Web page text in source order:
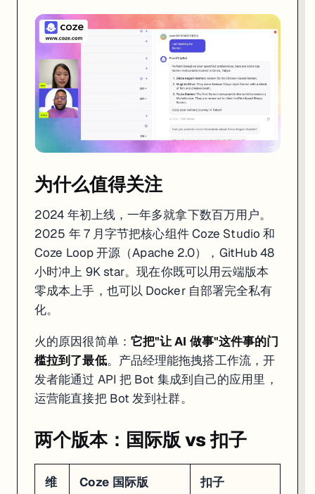
2024 年初上线，一年多就拿下数百万用户。2025 年 7 月字节把核心
火的原因很简单：它把"让 AI 做事"这件事的门槛拉到了最低 。产品经
两个版本：国际版 vs 扣子
Coze 国际版 (coze.com)
扣子
GPT-4o、Gemini 1.5、Claude
Discord、Telegram、WhatsApp、Slack 抖音、飞书、微信
全球直连
Free / Premium $9/月
国际版 coze.com 为主。如果你在国内，扣子的操作逻辑几乎
跟竞品怎么选
选型决策树：
你需要什么？
├── 零代码，快速出活，发到聊天平台 → Coze
├── 要自部署，数据不出服务器 → Dify（Docker 一键部署）
Coze
Dify
上手速度 最快，注册即用 中等，需配 Docker 或付费云端
模型选择 GPT-4o / Gemini / Claude 100+ 模型
600+ 内置 + 自定义 社区插件 + MCP 协议
发布渠道 10+ 聊天平台 API / 嵌入 / iframe
快速验证想法、做 C 端 Bot 企业私有化、复杂 AI 应用
为什么值得关注
2024 年初上线，一年多就拿下数百万用户。
2025 年 7 月字节把核心组件 Coze Studio 和
Coze Loop 开源（Apache 2.0），GitHub 48
小时冲上 9K star。现在你既可以用云端版本
零成本上手，也可以 Docker 自部署完全私有
化。
火的原因很简单： 它把"让 AI 做事"这件事的门
槛拉到了最低。产品经理能拖拽搭工作流，开
发者能通过 API 把 Bot 集成到自己的应用里，
运营能直接把 Bot 发到社群。
两个版本：国际版 vs 扣子
维
Coze 国际版
扣子